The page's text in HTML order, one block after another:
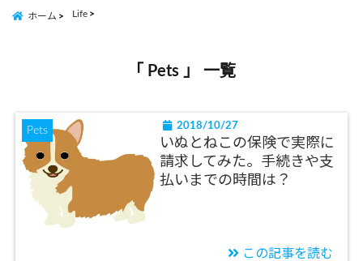
ホーム Life
「 Pets 」 一覧
Pets 2018/10/27
いぬとねこの保険で実際に
請求してみた。手続きや支
払いまでの時間は？
この記事を読む